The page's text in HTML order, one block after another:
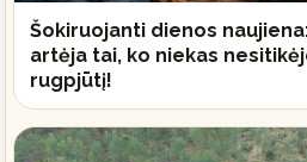
Šokiruojanti dienos
artėja tai, ko niekas
rugpjūtį!